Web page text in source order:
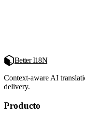
Better I18N
Context-aware AI
delivery.
Producto